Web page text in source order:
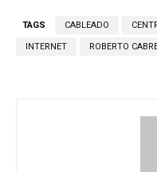
TAGS CABLEADO
INTERNET ROBERTO